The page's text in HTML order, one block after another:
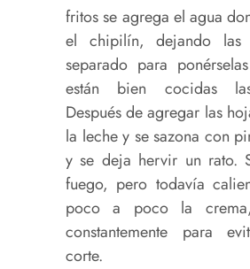
fritos se agrega el agua
el chipilín, dejando las
separado para
están bien cocidas
Después de agregar las
la leche y se sazona con
y se deja hervir un rato.
fuego, pero todavía
poco a poco la
constantemente para
corte.